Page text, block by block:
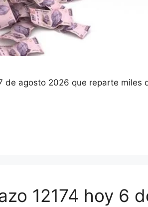
de agosto 2026 que reparte miles
12174 hoy 6